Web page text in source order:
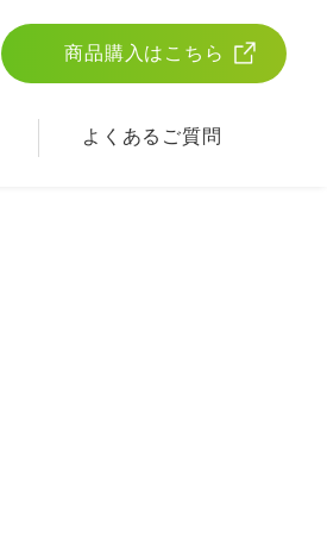
商品購入はこちら
よくあるご質問